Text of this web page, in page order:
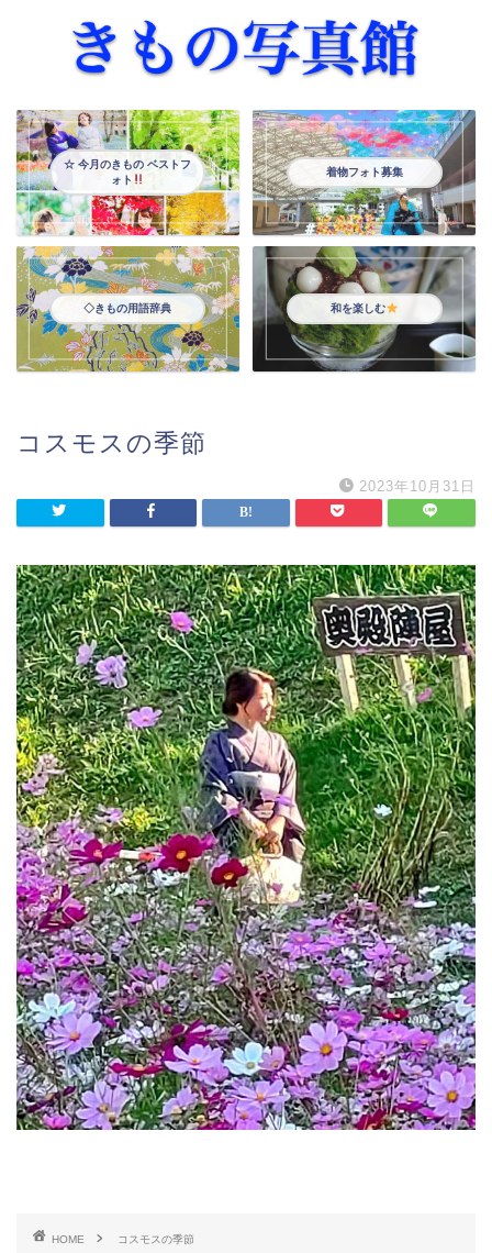
☆ 今月のきもの ベストフ
ォト
着物フォト募集
◇きもの用語辞典 和を楽しむ
コスモスの季節
2023年10月31日
HOME コスモスの季節